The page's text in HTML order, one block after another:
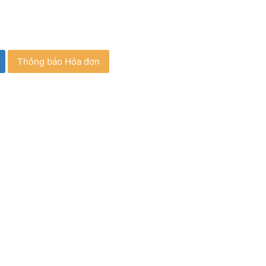
Thông báo Hóa đơn